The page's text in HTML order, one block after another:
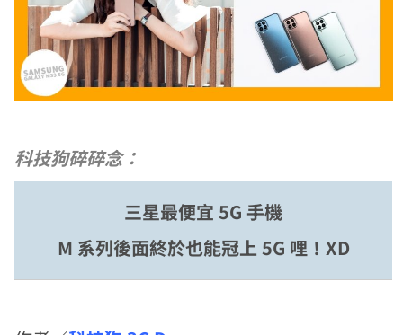
科技狗碎碎念：
三星最便宜 5G 手機
M 系列後面終於也能冠上 5G 哩！XD